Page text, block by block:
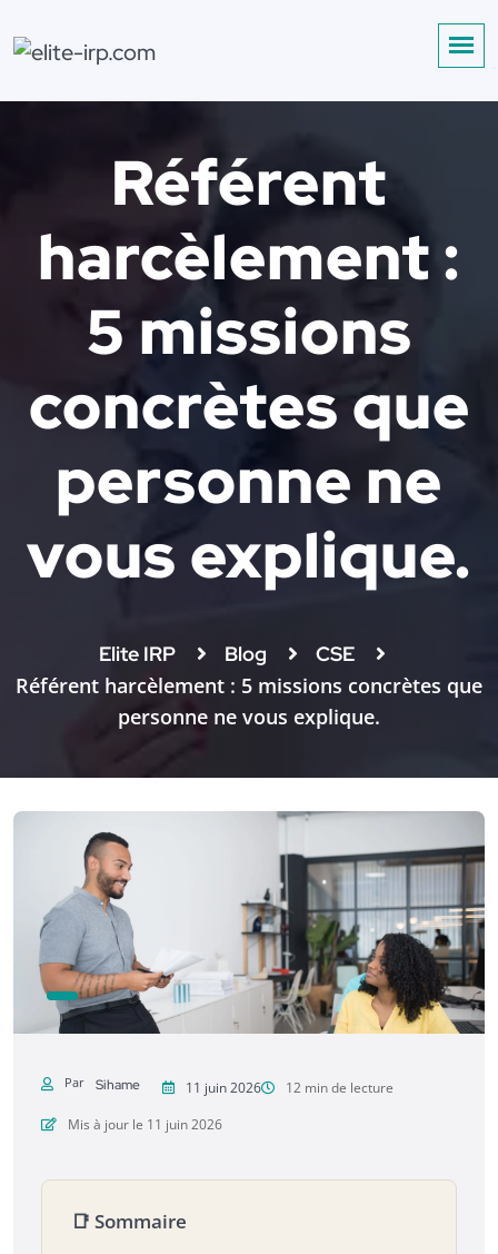
Référent
harcèlement :
5 missions
concrètes que
personne ne
vous explique.
Elite IRP Blog CSE
Référent harcèlement : 5 missions concrètes que
personne ne vous explique.
Par Sihame 11 juin 2026
12 min de lecture
Mis à jour le 11 juin 2026
📑 Sommaire